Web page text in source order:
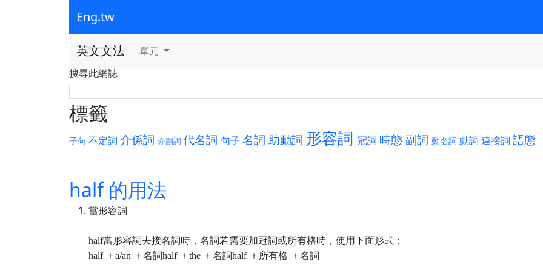
Eng.tw
英文文法
單元
搜尋此網誌
標籤
子句 不定詞 介係詞 介副詞 代名詞 句子 名詞 助動詞 形容詞 冠詞 時態 副詞 動名詞 動詞 連接詞 語態
half 的用法
當形容詞
half當形容詞去接名詞時，名詞若需要加冠詞或所有格時，使用下面形式：
half ＋a/an ＋名詞half ＋the ＋名詞half ＋所有格 ＋名詞